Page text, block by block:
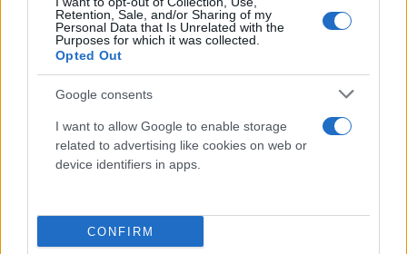
Retention, Sale, and/or Sharing of my
Personal Data that Is Unrelated with the
Purposes for which it was collected.
Opted Out
Google consents
I want to allow Google to enable storage
related to advertising like cookies on web or
device identifiers in apps.
CONFIRM
Ο Επίτροπος Διαχείρισης Κρίσεων, Γιάνες